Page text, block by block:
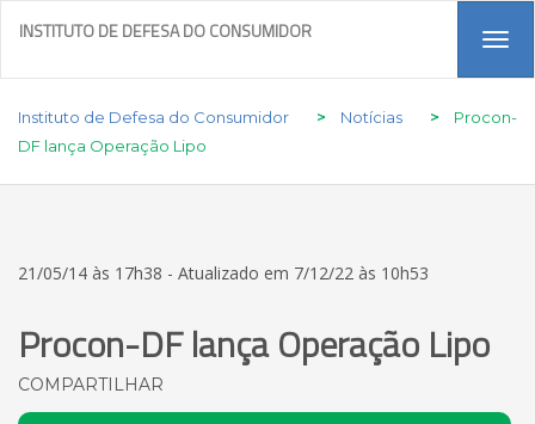
INSTITUTO DE DEFESA DO CONSUMIDOR
Instituto de Defesa do Consumidor > Notícias >
Procon-
DF lança Operação Lipo
21/05/14 às 17h38 - Atualizado em 7/12/22 às 10h53
Procon-DF lança Operação Lipo
COMPARTILHAR